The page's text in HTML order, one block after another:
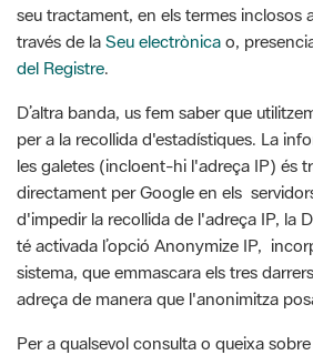
seu tractament, en els termes inclosos
través de la Seu electrònica o,
del Registre.
D’altra banda, us fem saber que
per a la recollida d'estadístiques. La
les galetes (incloent-hi l'adreça IP) és
directament per Google en els
d'impedir la recollida de l'adreça IP, la
té activada l’opció Anonymize IP,
sistema, que emmascara els tres
adreça de manera que l'anonimitza
Per a qualsevol consulta o queixa